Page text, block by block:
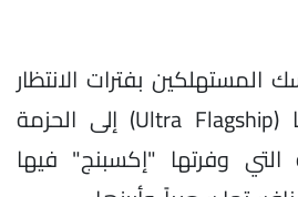
المستهلكين بفترات الانتظار
الطويلة للفئة العليا (Ultra Flagship) إلى الحزمة
التي وفرتها "إكسبنج" فيها